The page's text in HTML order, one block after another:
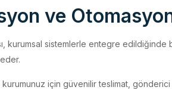
ve
kurumsal sistemlerle entegre
için güvenilir teslimat,